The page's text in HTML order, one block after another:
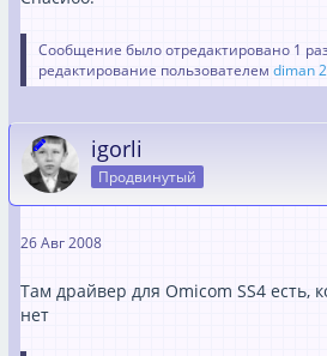
Сообщение было отредактировано 1
редактирование пользователем diman
igorli
Продвинутый
26 Авг 2008
Там драйвер для Omicom SS4 есть,
нет